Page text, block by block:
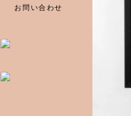
お問い合わせ